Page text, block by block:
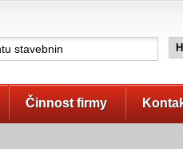
Činnost firmy